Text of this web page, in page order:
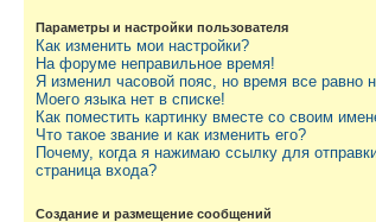
Параметры и настройки пользователя
Как изменить мои настройки?
На форуме неправильное время!
Я изменил часовой пояс, но время все равно
Моего языка нет в списке!
Как поместить картинку вместе со своим
Что такое звание и как изменить его?
Почему, когда я нажимаю ссылку для
страница входа?
Создание и размещение сообщений